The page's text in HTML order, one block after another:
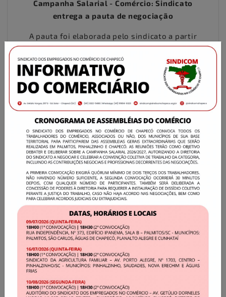
×
Campanha Salarial - Comércio: Sindicato
entrega a pauta de negociação
A pauta foi elaborada pelo sindicato a partir
das assembleias. A primeira reunião de
negociação está agendada para acontecer no
dia 28 de agosto às 9h no Sindicom